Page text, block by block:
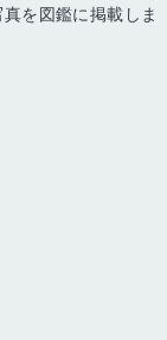
を図鑑に掲載しま